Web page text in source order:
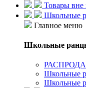
Товары вне
Школьные
Главное меню
Школьные
Школьные
Школьные